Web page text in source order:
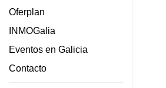
Oferplan
INMOGalia
Eventos en Galicia
Contacto